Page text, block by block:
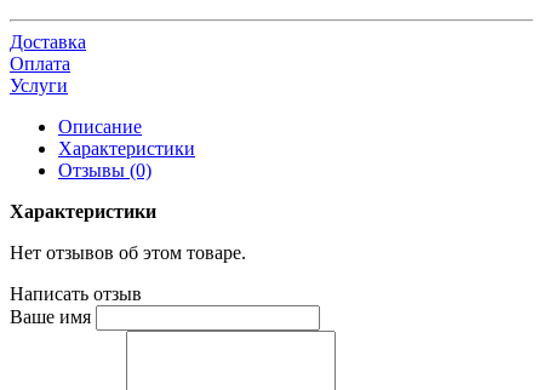
Доставка
Оплата
Услуги
Описание
Характеристики
Отзывы (0)
Характеристики
Нет отзывов об этом товаре.
Написать отзыв
Ваше имя